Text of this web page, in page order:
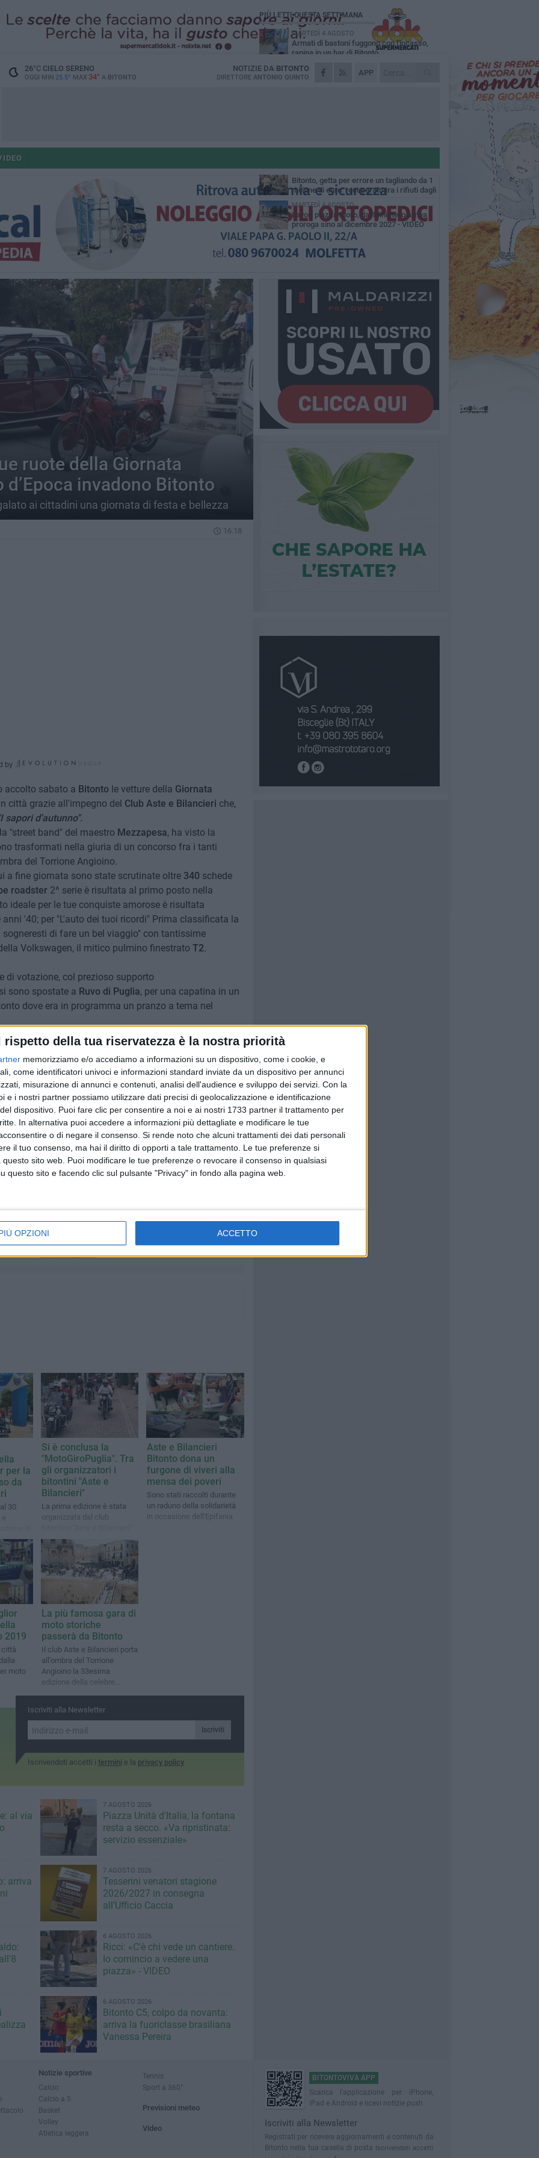
rispetto della tua riservatezza è la nostra priorità
memorizziamo e/o accediamo a informazioni su un dispositivo, come i cookie, e
come identificatori univoci e informazioni standard inviate da un dispositivo per annunci
misurazione di annunci e contenuti, analisi dell'audience e sviluppo dei servizi. Con la
e i nostri partner possiamo utilizzare dati precisi di geolocalizzazione e identificazione
dispositivo. Puoi fare clic per consentire a noi e ai nostri 1733 partner il trattamento per
In alternativa puoi accedere a informazioni più dettagliate e modificare le tue
o di negare il consenso. Si rende noto che alcuni trattamenti dei dati personali
il tuo consenso, ma hai il diritto di opporti a tale trattamento. Le tue preferenze si
sito web. Puoi modificare le tue preferenze o revocare il consenso in qualsiasi
questo sito e facendo clic sul pulsante "Privacy" in fondo alla pagina web.
OPZIONI ACCETTO
26°CCIELO SERENO
OGGI MIN 25.5° MAX 34° A BITONTO
APP
NOTIZIE DA BITONTO
DIRETTORE ANTONIO QUINTO
ruote della Giornata
invadono Bitonto
ai cittadini una giornata di festa e bellezza
16.18
by
accolto sabato a Bitonto le vetture della Giornata
città grazie all'impegno del Club Aste e Bilancieri che,
sapori d'autunno".
"street band" del maestro Mezzapesa, ha visto la
trasformati nella giuria di un concorso fra i tanti
del Torrione Angioino.
a fine giornata sono state scrutinate oltre 340 schede
roadster 2^ serie è risultata al primo posto nella
ideale per le tue conquiste amorose è risultata
anni '40; per "L'auto dei tuoi ricordi" Prima classificata la
di fare un bel viaggio" con tantissime
Volkswagen, il mitico pulmino finestrato T2.
di votazione, col prezioso supporto
sono spostate a Ruvo di Puglia, per una capatina in un
dove era in programma un pranzo a tema nel
nella Villa Comunale, dove, alla presenza
produttive, Marianna Legista, sono stati proclamati e
alla votazione dei ragazzi diversamente abili
di Bitonto, coinvolti e felici tra le tante auto e
Apulia Club"di Bari con una folta
Mauro Monterisi, col suo T2, poi risultato
«Proroga della scadenza non
cancella ritardi del Comune»
per la
da
30
e
e greci
Si è conclusa la
"MotoGiroPuglia". Tra
gli organizzatori i
bitontini "Aste e
Bilancieri"
La prima edizione è stata
organizzata dal club
Aste e Bilancieri
Bitonto dona un
furgone di viveri alla
mensa dei poveri
Sono stati raccolti durante
un raduno della solidarietà
in occasione dell'Epifania
2019
città
moto
La più famosa gara di
moto storiche
passerà da Bitonto
Il club Aste e Bilancieri porta
all'ombra del Torrione
Angioino la 33esima
edizione della celebre
Iscriviti alla Newsletter
Iscriviti
Iscrivendoti accetti i termini e la privacy policy
al via
7 AGOSTO 2026
Piazza Unità d'Italia, la fontana
resta a secco. «Va ripristinata:
servizio essenziale»
arriva
7 AGOSTO 2026
Tesserini venatori stagione
2026/2027 in consegna
all’Ufficio Caccia
6 AGOSTO 2026
Ricci: «C'è chi vede un cantiere.
Io comincio a vedere una
piazza» - VIDEO
6 AGOSTO 2026
Bitonto C5, colpo da novanta:
arriva la fuoriclasse brasiliana
Vanessa Pereira
PIÙ LETTI QUESTA SETTIMANA
MARTEDÌ 4 AGOSTO
Armati di bastoni fuggono con l'incasso,
rapina in un bar di Bitonto
DOMENICA 2 AGOSTO
Fratelli d'Italia Bitonto: «Vicinanza alla
Parcheggio interrato in piazza Marconi, SI:
MARTEDÌ 4 AGOSTO
Bitonto, getta per errore un tagliando da 1
milione di euro: recuperato tra i rifiuti dagli
operatori SANB
MARTEDÌ 4 AGOSTO
Lavori piazza Moro, dal Ministero arriva
proroga sino al dicembre 2027 - VIDEO
Notizie sportive
Calcio
Calcio a 5
Basket
Volley
Atletica leggera
Tennis
Sport a 360°
Previsioni meteo
Video
BITONTOVIVA APP
Scarica l'applicazione per iPhone,
iPad e Android e ricevi notizie push
Iscriviti alla Newsletter
Registrati per ricevere aggiornamenti e contenuti da
Bitonto nella tua casella di posta Iscrivendoti accetti